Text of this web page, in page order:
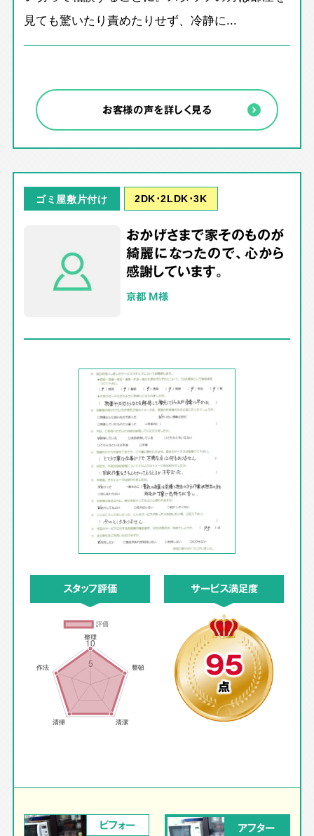
見ても驚いたり責めたりせず、冷静に...
お客様の声を詳しく見る
ゴミ屋敷片付け 2DK･2LDK･3K
おかげさまで家そのものが
綺麗になったので、心から
感謝しています。
京都 M様
スタッフ評価 サービス満足度
95
点
ビフォー アフター